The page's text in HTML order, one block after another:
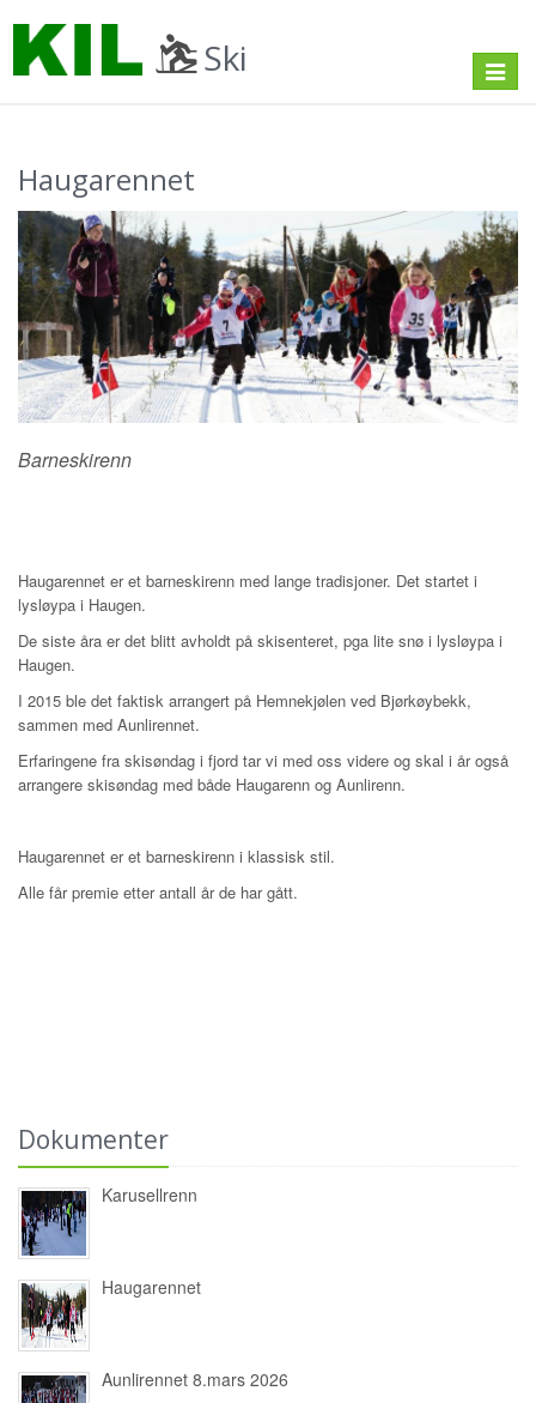
Ski
Toggle
Haugarennet
Barneskirenn
Haugarennet er et barneskirenn med lange tradisjoner. Det startet i
lysløypa i Haugen.
De siste åra er det blitt avholdt på skisenteret, pga lite snø i lysløypa i
Haugen.
I 2015 ble det faktisk arrangert på Hemnekjølen ved Bjørkøybekk,
sammen med Aunlirennet.
Erfaringene fra skisøndag i fjord tar vi med oss videre og skal i år også
arrangere skisøndag med både Haugarenn og Aunlirenn.
Haugarennet er et barneskirenn i klassisk stil.
Alle får premie etter antall år de har gått.
Dokumenter
Karusellrenn
Haugarennet
Aunlirennet 8.mars 2026